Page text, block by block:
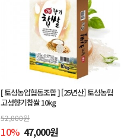
[ 토성농업협동조합 ][25년산] 토성농협
고성향기찹쌀 10kg
52,000원
10% 47,000원